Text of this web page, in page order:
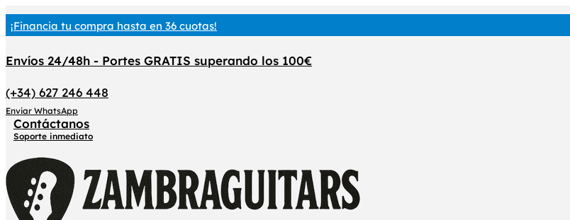
¡Financia tu compra hasta en 36 cuotas!
Envíos 24/48h - Portes GRATIS superando los 100€
(+34) 627 246 448
Enviar WhatsApp
Contáctanos
Soporte inmediato